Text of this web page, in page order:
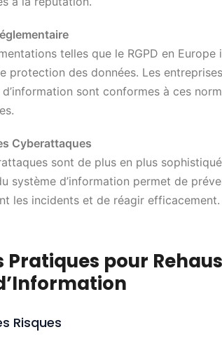
telles que le RGPD en
protection des données. Les
d’information sont conformes à ces
Cyberattaques
sont de plus en plus
système d’information permet de
les incidents et de réagir efficacement.
Pratiques pour
Risques